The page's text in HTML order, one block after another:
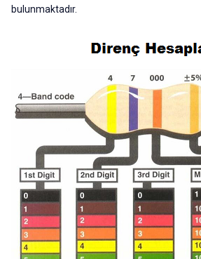
bulunmaktadır.